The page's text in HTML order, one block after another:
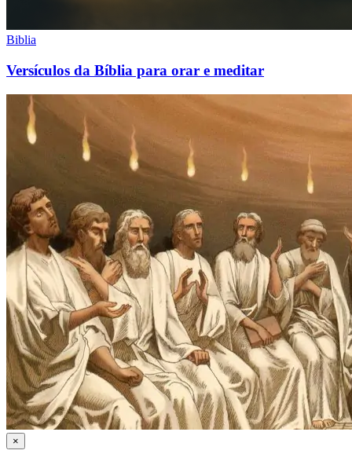
Biblia
Versículos da Bíblia para orar e meditar
×